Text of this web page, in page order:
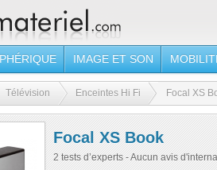
IMAGE ET SON
Télévision Enceintes Hi Fi Focal XS
Focal XS Book
2 tests d’experts - Aucun avis